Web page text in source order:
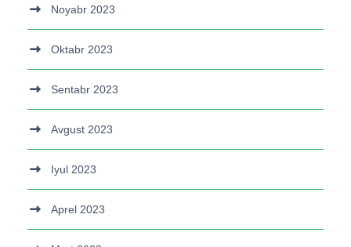
Noyabr 2023
Oktabr 2023
Sentabr 2023
Avgust 2023
Iyul 2023
Aprel 2023